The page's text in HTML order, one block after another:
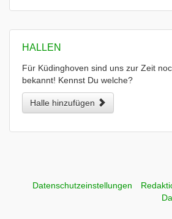
HALLEN
Für Küdinghoven sind uns zur Zeit
bekannt! Kennst Du welche?
Halle hinzufügen
Datenschutzeinstellungen